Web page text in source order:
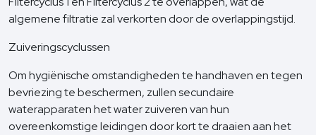
algemene filtratie zal verkorten door de overlappingstijd.
Zuiveringscyclussen
Om hygiënische omstandigheden te handhaven en tegen
bevriezing te beschermen, zullen secundaire
waterapparaten het water zuiveren van hun
overeenkomstige leidingen door kort te draaien aan het